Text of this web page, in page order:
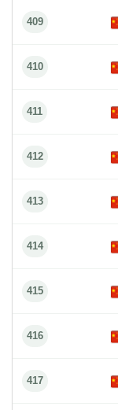
409
410
411
412
413
414
415
416
417